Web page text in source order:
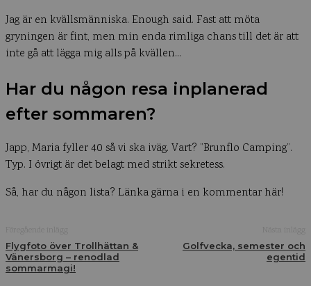
Jag är en kvällsmänniska. Enough said. Fast att möta
gryningen är fint, men min enda rimliga chans till det är att
inte gå att lägga mig alls på kvällen…
Har du någon resa inplanerad
efter sommaren?
Japp, Maria fyller 40 så vi ska iväg. Vart? ”Brunflo Camping”.
Typ. I övrigt är det belagt med strikt sekretess.
Så, har du någon lista? Länka gärna i en kommentar här!
Flygfoto över Trollhättan &
Vänersborg – renodlad
sommarmagi!
Golfvecka, semester och
egentid